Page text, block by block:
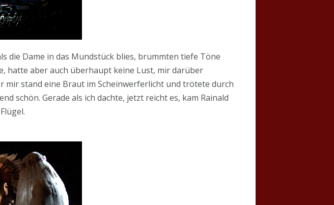
die Dame in das Mundstück blies, brummten tiefe Töne
hatte aber auch überhaupt keine Lust, mir darüber
mir stand eine Braut im Scheinwerferlicht und trötete durch
schön. Gerade als ich dachte, jetzt reicht es, kam Rainald